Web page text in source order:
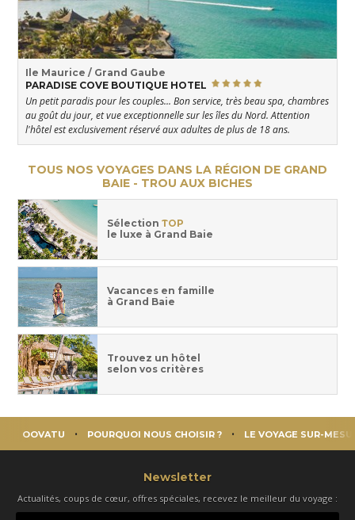
Ile Maurice / Grand Gaube
PARADISE COVE BOUTIQUE HOTEL
Un petit paradis pour les couples... Bon service, très beau spa, chambres
au goût du jour, et vue exceptionnelle sur les îles du Nord. Attention
l'hôtel est exclusivement réservé aux adultes de plus de 18 ans.
TOUS NOS VOYAGES DANS LA RÉGION DE GRAND
BAIE - TROU AUX BICHES
Sélection TOP
le luxe à Grand Baie
Vacances en famille
à Grand Baie
Trouvez un hôtel
selon vos critères
OOVATU POURQUOI NOUS CHOISIR ? LE VOYAGE SUR-
Newsletter
Actualités, coups de cœur, offres spéciales, recevez le meilleur du voyage :